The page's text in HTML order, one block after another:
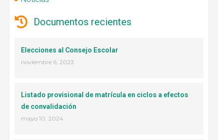
Documentos recientes
Elecciones al Consejo Escolar
noviembre 6, 2023
Listado provisional de matrícula en ciclos a efectos
de convalidación
mayo 10, 2024